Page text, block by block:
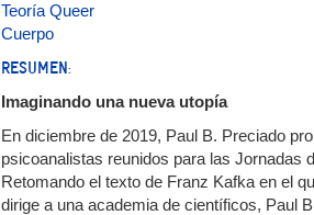
Teoría Queer
Cuerpo
RESUMEN:
Imaginando una nueva utopía
En diciembre de 2019, Paul B. Preciado
psicoanalistas reunidos para las Jornadas
Retomando el texto de Franz Kafka en el
dirige a una academia de científicos, Paul